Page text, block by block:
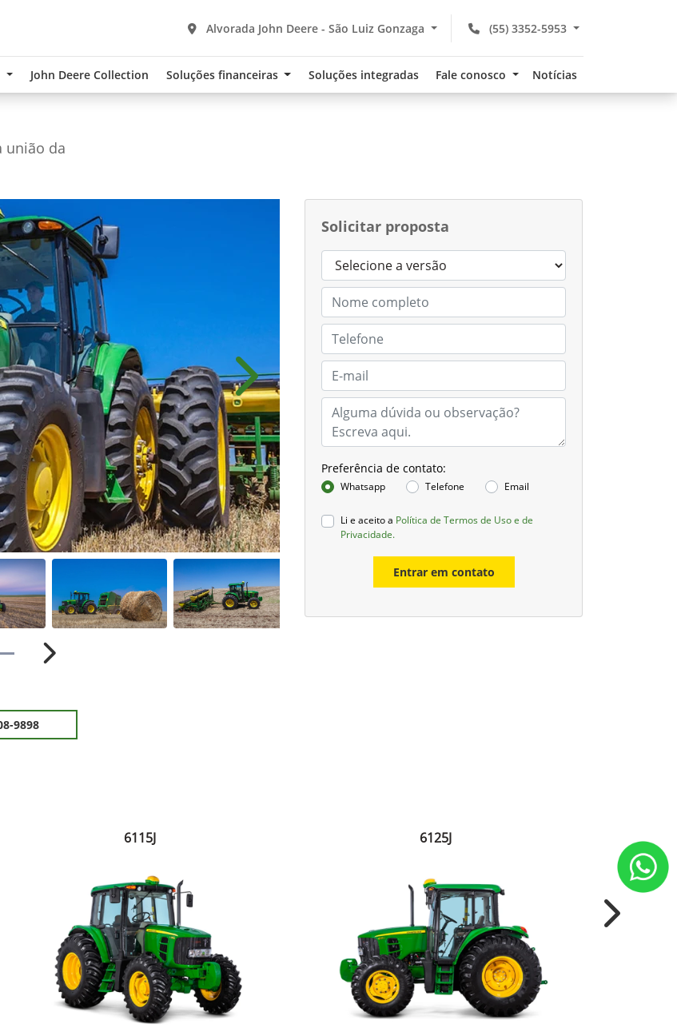
(55) 3352-5953
Alvorada John Deere - São Luiz Gonzaga
John Deere Collection Soluções financeiras Soluções integradas Fale conosco Notícias
união da
Solicitar proposta
Preferência de contato:
Whatsapp Telefone Email
Li e aceito a Política de Termos de Uso e de
Privacidade.
Entrar em contato
Próximo
Próximo
9898
6115J 6125J
Next